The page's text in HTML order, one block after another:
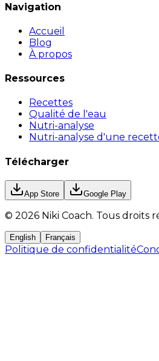
Navigation
Accueil
Blog
À propos
Ressources
Recettes
Qualité de l'eau
Nutri-analyse
Nutri-analyse d'une
Télécharger
App Store Google Play
© 2026 Niki Coach. Tous droits
English Français
Politique de confidentialité